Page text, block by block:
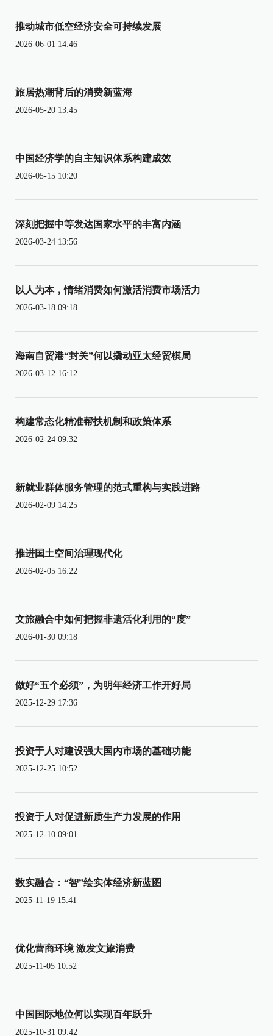
推动城市低空经济安全可持续发展
2026-06-01 14:46
旅居热潮背后的消费新蓝海
2026-05-20 13:45
中国经济学的自主知识体系构建成效
2026-05-15 10:20
深刻把握中等发达国家水平的丰富内涵
2026-03-24 13:56
以人为本，情绪消费如何激活消费市场活力
2026-03-18 09:18
海南自贸港“封关”何以撬动亚太经贸棋局
2026-03-12 16:12
构建常态化精准帮扶机制和政策体系
2026-02-24 09:32
新就业群体服务管理的范式重构与实践进路
2026-02-09 14:25
推进国土空间治理现代化
2026-02-05 16:22
文旅融合中如何把握非遗活化利用的“度”
2026-01-30 09:18
做好“五个必须”，为明年经济工作开好局
2025-12-29 17:36
投资于人对建设强大国内市场的基础功能
2025-12-25 10:52
投资于人对促进新质生产力发展的作用
2025-12-10 09:01
数实融合：“智”绘实体经济新蓝图
2025-11-19 15:41
优化营商环境 激发文旅消费
2025-11-05 10:52
中国国际地位何以实现百年跃升
2025-10-31 09:42